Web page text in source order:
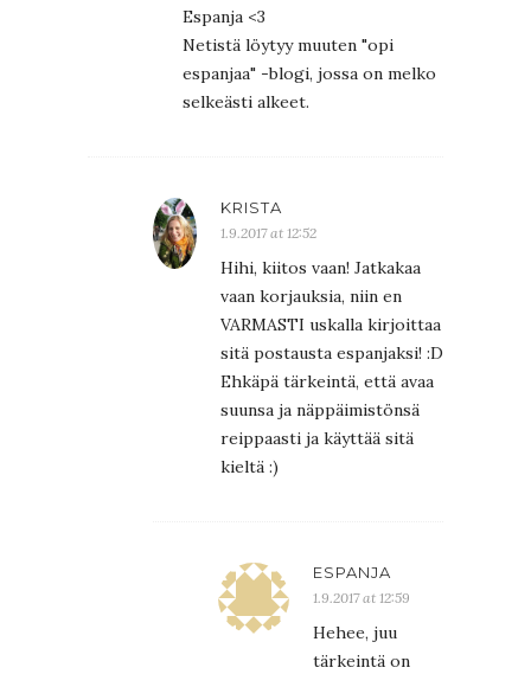
Espanja <3
Netistä löytyy muuten "opi
espanjaa" -blogi, jossa on melko
selkeästi alkeet.
KRISTA
1.9.2017 at 12:52
Hihi, kiitos vaan! Jatkakaa
vaan korjauksia, niin en
VARMASTI uskalla kirjoittaa
sitä postausta espanjaksi! :D
Ehkäpä tärkeintä, että avaa
suunsa ja näppäimistönsä
reippaasti ja käyttää sitä
kieltä :)
ESPANJA
1.9.2017 at 12:59
Hehee, juu
tärkeintä on